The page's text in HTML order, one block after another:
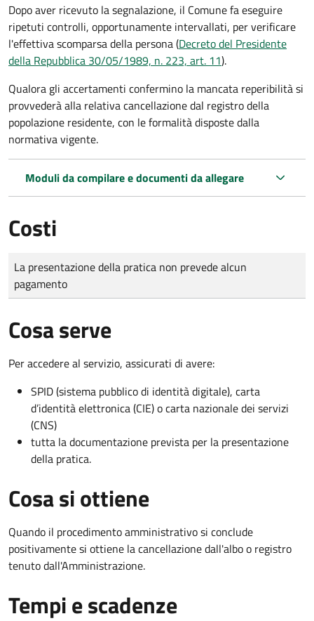
Dopo aver ricevuto la segnalazione, il Comune fa eseguire
ripetuti controlli, opportunamente intervallati, per verificare
l'effettiva scomparsa della persona (Decreto del Presidente
della Repubblica 30/05/1989, n. 223, art. 11).
Qualora gli accertamenti confermino la mancata reperibilità si
provvederà alla relativa cancellazione dal registro della
popolazione residente, con le formalità disposte dalla
normativa vigente.
Moduli da compilare e documenti da allegare
Costi
Tipo di pagamento
Importo
La presentazione della pratica non prevede alcun
pagamento
Cosa serve
Per accedere al servizio, assicurati di avere:
SPID (sistema pubblico di identità digitale), carta
d’identità elettronica (CIE) o carta nazionale dei servizi
(CNS)
tutta la documentazione prevista per la presentazione
della pratica.
Cosa si ottiene
Quando il procedimento amministrativo si conclude
positivamente si ottiene la cancellazione dall'albo o registro
tenuto dall'Amministrazione.
Tempi e scadenze